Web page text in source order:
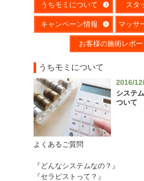
うちモミについて スタ
キャンペーン情報 マッサ
お客様の施術レポー
うちモミについて
2016/
システ
ついて
よくあるご質問
『どんなシステムなの？』
『セラピストって？』